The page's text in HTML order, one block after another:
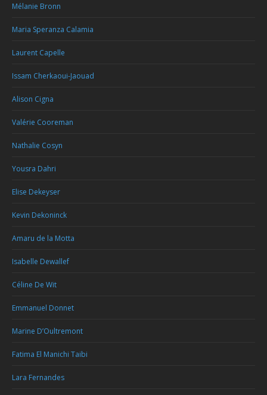
Mélanie Bronn
Maria Speranza Calamia
Laurent Capelle
Issam Cherkaoui-Jaouad
Alison Cigna
Valérie Cooreman
Nathalie Cosyn
Yousra Dahri
Elise Dekeyser
Kevin Dekoninck
Amaru de la Motta
Isabelle Dewallef
Céline De Wit
Emmanuel Donnet
Marine D’Oultremont
Fatima El Manichi Taibi
Lara Fernandes